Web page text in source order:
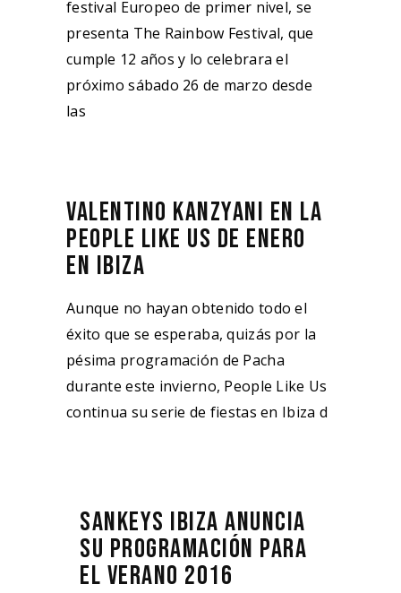
festival Europeo de primer nivel, se
presenta The Rainbow Festival, que
cumple 12 años y lo celebrara el
próximo sábado 26 de marzo desde
las
VALENTINO KANZYANI EN LA
PEOPLE LIKE US DE ENERO
EN IBIZA
Aunque no hayan obtenido todo el
éxito que se esperaba, quizás por la
pésima programación de Pacha
durante este invierno, People Like Us
continua su serie de fiestas en Ibiza d
SANKEYS IBIZA ANUNCIA
SU PROGRAMACIÓN PARA
EL VERANO 2016